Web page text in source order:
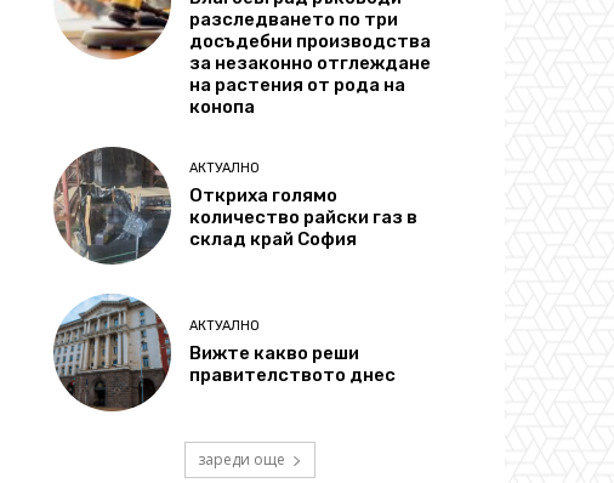
разследването по три
досъдебни производства
за незаконно отглеждане
на растения от рода на
конопа
АКТУАЛНО
Откриха голямо
количество райски газ в
склад край София
АКТУАЛНО
Вижте какво реши
правителството днес
зареди още